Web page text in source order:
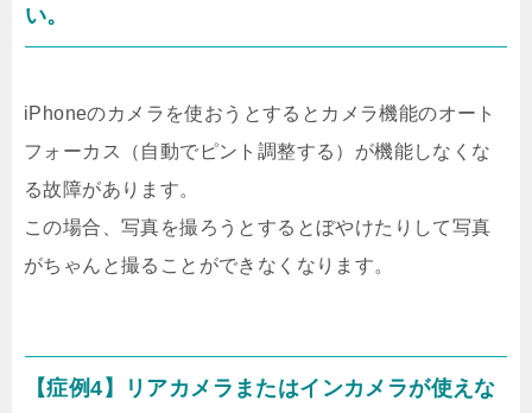
い。
iPhoneのカメラを使おうとするとカメラ機能のオート
フォーカス（自動でピント調整する）が機能しなくな
る故障があります。
この場合、写真を撮ろうとするとぼやけたりして写真
がちゃんと撮ることができなくなります。
【症例4】リアカメラまたはインカメラが使えな